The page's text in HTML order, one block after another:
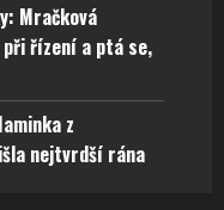
Mračková
řízení a ptá se,
z
nejtvrdší rána